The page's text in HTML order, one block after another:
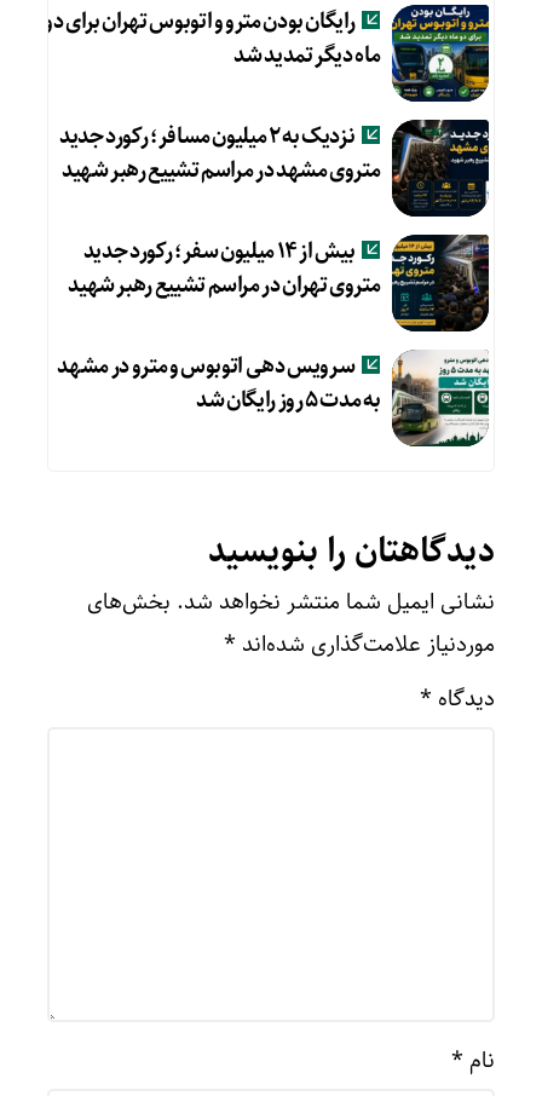
رایگان بودن مترو و اتوبوس تهران برای دو
ماه دیگر تمدید شد
نزدیک به ۲ میلیون مسافر؛ رکورد جدید
متروی مشهد در مراسم تشییع رهبر شهید
بیش از ۱۴ میلیون سفر؛ رکورد جدید
متروی تهران در مراسم تشییع رهبر شهید
سرویس دهی اتوبوس و مترو در مشهد
به مدت ۵ روز رایگان شد
دیدگاهتان را بنویسید
نشانی ایمیل شما منتشر نخواهد شد. بخش‌های
موردنیاز علامت‌گذاری شده‌اند *
دیدگاه *
نام *